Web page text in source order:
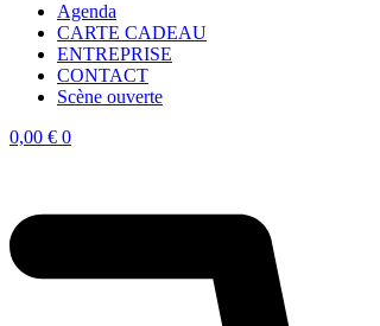
Agenda
CARTE CADEAU
ENTREPRISE
CONTACT
Scène ouverte
0,00 € 0